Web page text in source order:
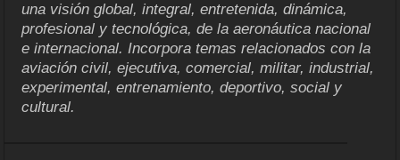
una visión global, integral, entretenida, dinámica,
profesional y tecnológica, de la aeronáutica nacional
e internacional. Incorpora temas relacionados con la
aviación civil, ejecutiva, comercial, militar, industrial,
experimental, entrenamiento, deportivo, social y
cultural.